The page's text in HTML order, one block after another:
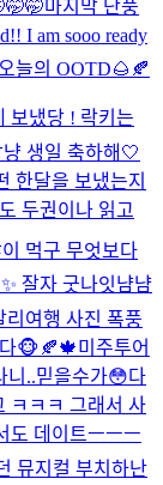
마지막 단풍
I am sooo ready
늘의 OOTD🌰🍂
보냈당 ! 락키는
생일 축하해🤍
한달을 보냈는지
두권이나 읽고
먹구 무엇보다
잘자 굿나잇냠냠
리여행 사진 폭풍
🐵🍂🍁미주투어
니..믿을수가😳다
ㅋㅋㅋ 그래서 사
도 데이트ㅡㅡㅡ
뮤지컬 부치하난